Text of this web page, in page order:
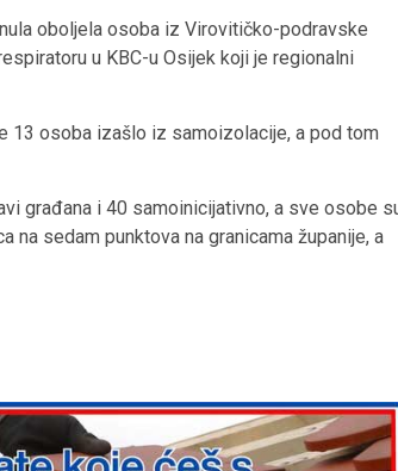
oboljela osoba iz Virovitičko-podravske
u KBC-u Osijek koji je regionalni
13 osoba izašlo iz samoizolacije, a pod tom
građana i 40 samoinicijativno, a sve osobe
na sedam punktova na granicama županije, a